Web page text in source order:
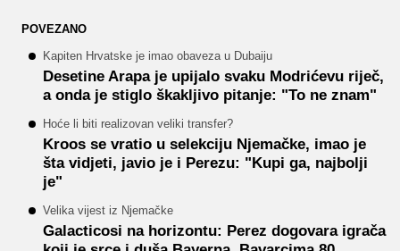
POVEZANO
Kapiten Hrvatske je imao obaveza u Dubaiju
Desetine Arapa je upijalo svaku Modrićevu riječ,
a onda je stiglo škakljivo pitanje: "To ne znam"
Hoće li biti realizovan veliki transfer?
Kroos se vratio u selekciju Njemačke, imao je
šta vidjeti, javio je i Perezu: "Kupi ga, najbolji
je"
Velika vijest iz Njemačke
Galacticosi na horizontu: Perez dogovara igrača